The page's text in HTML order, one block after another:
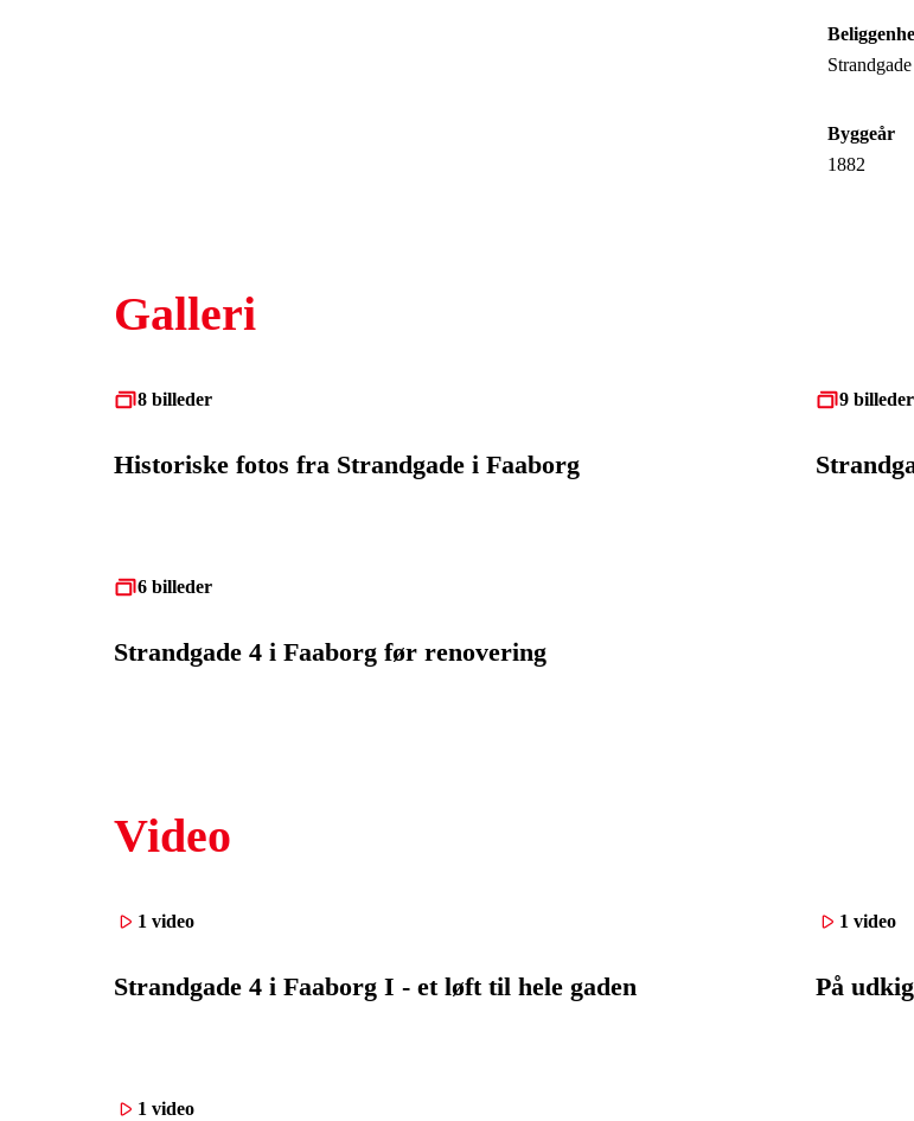
Byggeår
1882
Galleri
8 billeder
Historiske fotos fra Strandgade i Faaborg
9 billeder
6 billeder
Strandgade 4 i Faaborg før renovering
Video
1 video
Strandgade 4 i Faaborg I - et løft til hele gaden
1 video
På
1 video